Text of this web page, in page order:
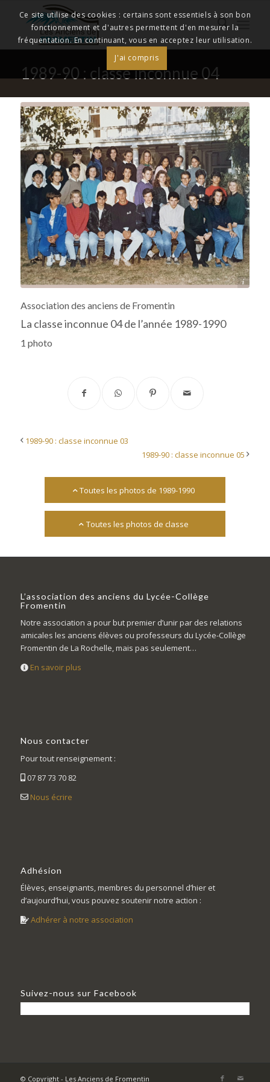
1989-90 : classe inconnue 04
Archives départementales 17
Association des anciens de Fromentin
La classe inconnue 04 de l’année 1989-1990
1 photo
1989-90 : classe inconnue 03
1989-90 : classe inconnue 05
Toutes les photos de 1989-1990
Toutes les photos de classe
L’association des anciens du Lycée-Collège
Fromentin
Notre association a pour but premier d’unir par des relations
amicales les anciens élèves ou professeurs du Lycée-Collège
Fromentin de La Rochelle, mais pas seulement…
En savoir plus
Nous contacter
Pour tout renseignement :
07 87 73 70 82
Nous écrire
Adhésion
Élèves, enseignants, membres du personnel d’hier et
d’aujourd’hui, vous pouvez soutenir notre action :
Adhérer à notre association
Suivez-nous sur Facebook
© Copyright - Les Anciens de Fromentin
Ce site utilise des cookies : certains sont essentiels à son bon
fonctionnement et d'autres permettent d'en mesurer la
fréquentation. En continuant, vous en acceptez leur utilisation.
J'ai compris